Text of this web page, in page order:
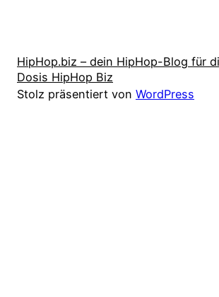
HipHop.biz – dein HipHop-Blog für
Dosis HipHop Biz
Stolz präsentiert von WordPress